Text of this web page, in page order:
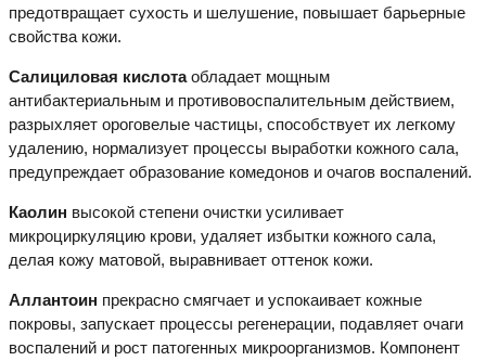
предотвращает сухость и шелушение, повышает барьерные
свойства кожи.
Салициловая кислотаобладает мощным
антибактериальным и противовоспалительным действием,
разрыхляет ороговелые частицы, способствует их легкому
удалению, нормализует процессы выработки кожного сала,
предупреждает образование комедонов и очагов воспалений.
Каолин высокой степени очистки усиливает
микроциркуляцию крови, удаляет избытки кожного сала,
делая кожу матовой, выравнивает оттенок кожи.
Аллантоин прекрасно смягчает и успокаивает кожные
покровы, запускает процессы регенерации, подавляет очаги
воспалений и рост патогенных микроорганизмов. Компонент